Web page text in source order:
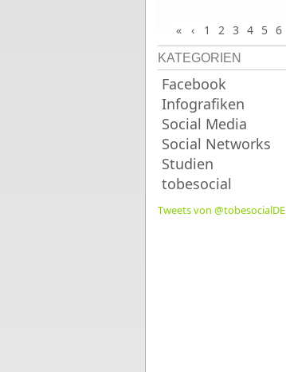
« ‹ 1 2 3 4 5 6
KATEGORIEN
Facebook
Infografiken
Social Media
Social Networks
Studien
tobesocial
Tweets von @tobesocialDE